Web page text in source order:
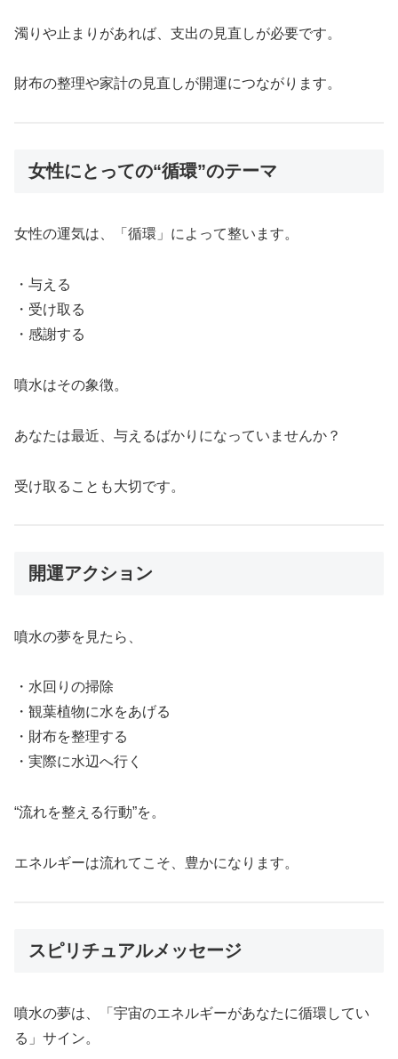
濁りや止まりがあれば、支出の見直しが必要です。
財布の整理や家計の見直しが開運につながります。
女性にとっての“循環”のテーマ
女性の運気は、「循環」によって整います。
・与える
・受け取る
・感謝する
噴水はその象徴。
あなたは最近、与えるばかりになっていませんか？
受け取ることも大切です。
開運アクション
噴水の夢を見たら、
・水回りの掃除
・観葉植物に水をあげる
・財布を整理する
・実際に水辺へ行く
“流れを整える行動”を。
エネルギーは流れてこそ、豊かになります。
スピリチュアルメッセージ
噴水の夢は、「宇宙のエネルギーがあなたに循環してい
る」サイン。